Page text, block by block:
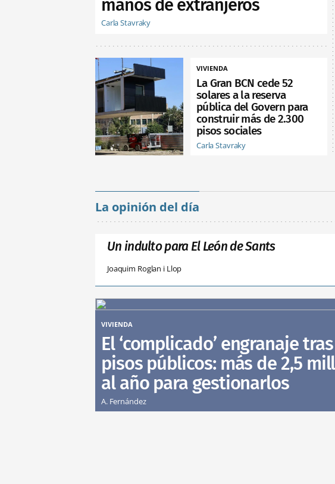
manos de extranjeros
Carla Stavraky
VIVIENDA
La Gran BCN cede 52
solares a la reserva
pública del Govern para
construir más de 2.300
pisos sociales
Carla Stavraky
La opinión del día
Un indulto para El León de Sants
Joaquim Roglan i Llop
VIVIENDA
El ‘complicado’ engranaje
pisos públicos: más de 2,5
al año para gestionarlos
A. Fernández